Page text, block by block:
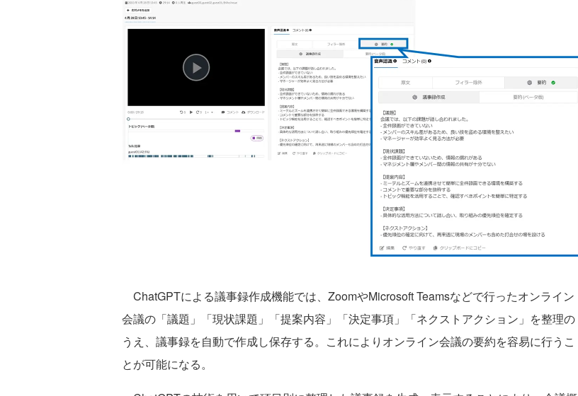
ChatGPTによる議事録作成機能では、ZoomやMicrosoft Teamsなどで行ったオンライン
会議の「議題」「現状課題」「提案内容」「決定事項」「ネクストアクション」を整理の
うえ、議事録を自動で作成し保存する。これによりオンライン会議の要約を容易に行うこ
とが可能になる。